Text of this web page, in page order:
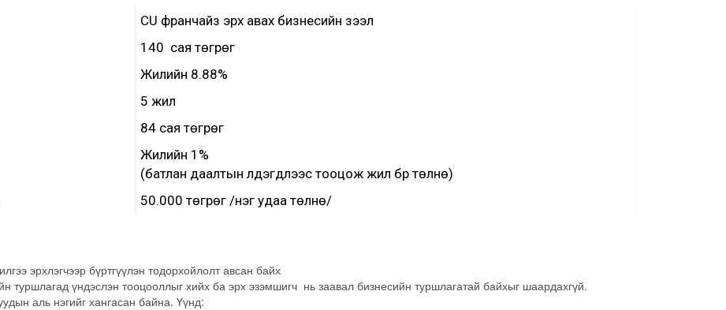
CU франчайз эрх авах бизнесийн зээл
140 сая төгрөг
Жилийн 8.88%
5 жил
84 сая төгрөг
Жилийн 1%
(батлан даалтын үлдэгдлээс тооцож жил бүр төлнө)
50.000 төгрөг /нэг удаа төлнө/
эрхлэгчээр бүртгүүлэн тодорхойлолт авсан байх
туршлагад үндэслэн тооцооллыг хийх ба эрх эзэмшигч нь заавал бизнесийн туршлагатай байхыг шаардахгүй.
аль нэгийг хангасан байна. Үүнд: